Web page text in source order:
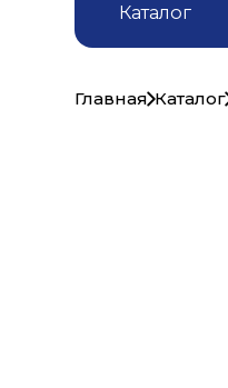
Каталог
Главная Каталог